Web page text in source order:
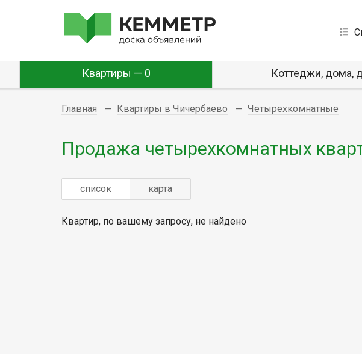
Квартиры — 0 Коттеджи, дома,
Главная Квартиры в Чичербаево Четырехкомнатные
Продажа четырехкомнатных
список карта
Квартир, по вашему запросу, не найдено